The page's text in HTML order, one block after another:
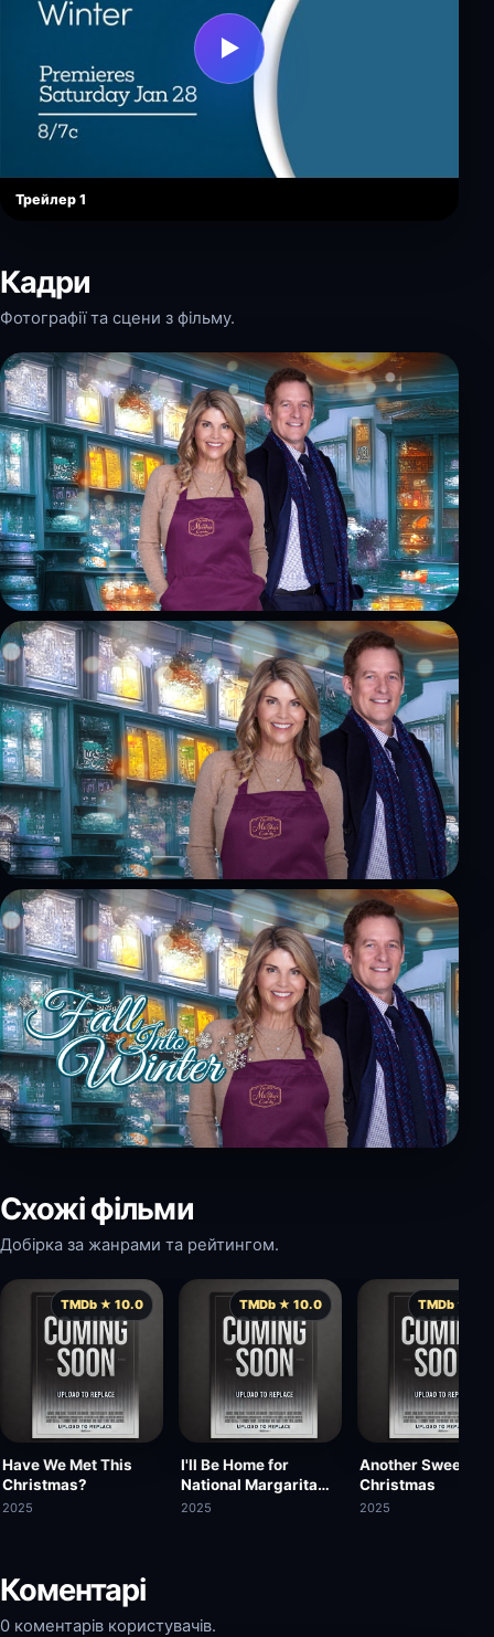
▶
Трейлер 1
Кадри
Фотографії та сцени з фільму.
Схожі фільми
Добірка за жанрами та рейтингом.
TMDb ★ 10.0
Have We Met This
Christmas?
2025
TMDb ★ 10.0
I'll Be Home for
National Margarita
Day
2025
TMDb ★
Another Sweet
Christmas
2025
Коментарі
0 коментарів користувачів.